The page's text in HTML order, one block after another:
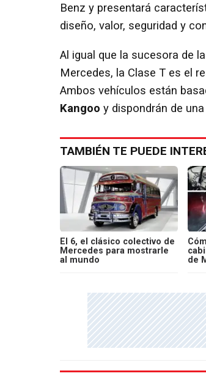
Benz y presentará
diseño, valor, seguridad y
Al igual que la sucesora de
Mercedes, la Clase T es el
Ambos vehículos están
Kangoo y dispondrán de una
TAMBIÉN TE PUEDE
El 6, el clásico colectivo de
Mercedes para mostrarle
al mundo
de